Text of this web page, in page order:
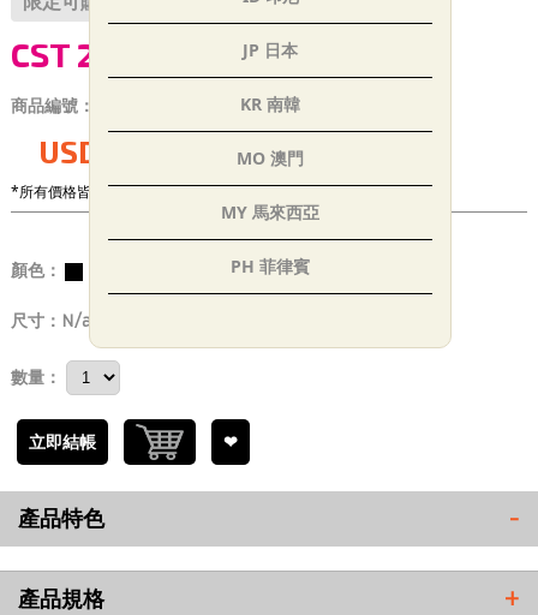
JP 日本
KR 南韓
MO 澳門
MY 馬來西亞
PH 菲律賓
AE 阿聯
CST 20”X1-1/8 FV內胎
商品編號：
USD$11.00
*所有價格皆未稅
顏色：
尺寸： N/a
數量：
立即結帳 ❤
產品特色 -
產品規格 +